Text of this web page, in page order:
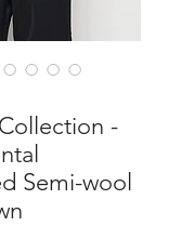
-
Semi-wool